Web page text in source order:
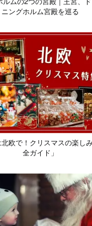
ニングホルム宮殿を巡る
欧で！クリスマスの楽し
全ガイド」